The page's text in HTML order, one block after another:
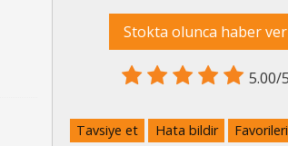
Stokta olunca haber ver
5.00/5
Tavsiye et Hata bildir